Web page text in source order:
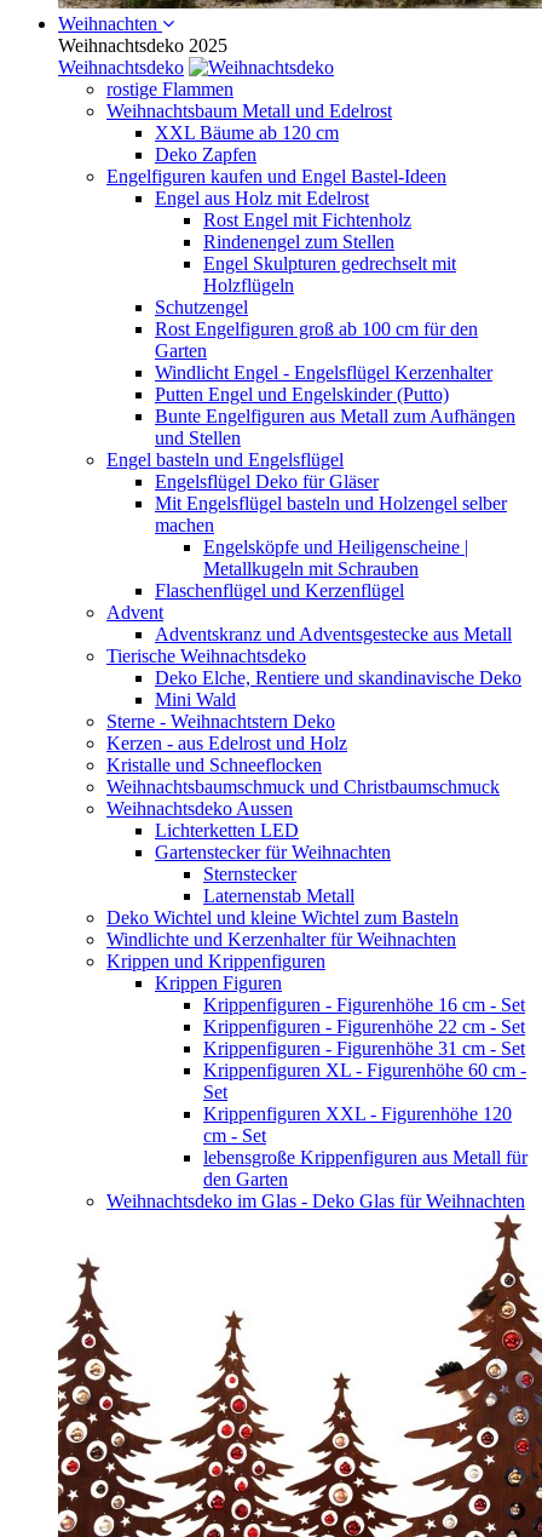
Weihnachten
Weihnachtsdeko 2025
Weihnachtsdeko
rostige Flammen
Weihnachtsbaum Metall und Edelrost
XXL Bäume ab 120 cm
Deko Zapfen
Engelfiguren kaufen und Engel Bastel-Ideen
Engel aus Holz mit Edelrost
Rost Engel mit Fichtenholz
Rindenengel zum Stellen
Engel Skulpturen gedrechselt mit
Holzflügeln
Schutzengel
Rost Engelfiguren groß ab 100 cm für den
Garten
Windlicht Engel - Engelsflügel Kerzenhalter
Putten Engel und Engelskinder (Putto)
Bunte Engelfiguren aus Metall zum Aufhängen
und Stellen
Engel basteln und Engelsflügel
Engelsflügel Deko für Gläser
Mit Engelsflügel basteln und Holzengel selber
machen
Engelsköpfe und Heiligenscheine |
Metallkugeln mit Schrauben
Flaschenflügel und Kerzenflügel
Advent
Adventskranz und Adventsgestecke aus Metall
Tierische Weihnachtsdeko
Deko Elche, Rentiere und skandinavische Deko
Mini Wald
Sterne - Weihnachtstern Deko
Kerzen - aus Edelrost und Holz
Kristalle und Schneeflocken
Weihnachtsbaumschmuck und Christbaumschmuck
Weihnachtsdeko Aussen
Lichterketten LED
Gartenstecker für Weihnachten
Sternstecker
Laternenstab Metall
Deko Wichtel und kleine Wichtel zum Basteln
Windlichte und Kerzenhalter für Weihnachten
Krippen und Krippenfiguren
Krippen Figuren
Krippenfiguren - Figurenhöhe 16 cm - Set
Krippenfiguren - Figurenhöhe 22 cm - Set
Krippenfiguren - Figurenhöhe 31 cm - Set
Krippenfiguren XL - Figurenhöhe 60 cm -
Set
Krippenfiguren XXL - Figurenhöhe 120
cm - Set
lebensgroße Krippenfiguren aus Metall für
den Garten
Weihnachtsdeko im Glas - Deko Glas für Weihnachten